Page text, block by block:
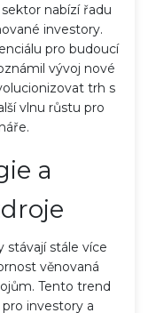
nabízí řadu
investory.
pro budoucí
vývoj nové
trh s
vlnu růstu pro
a
stávají stále více
věnovaná
Tento trend
investory a